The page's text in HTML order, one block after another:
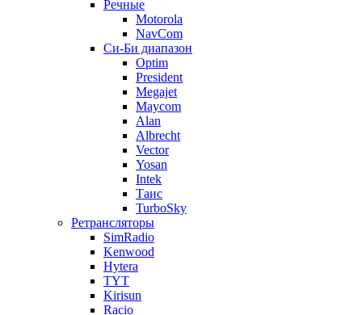
Речные
Motorola
NavCom
Си-Би диапазон
Optim
President
Megajet
Maycom
Alan
Albrecht
Vector
Yosan
Intek
Таис
TurboSky
Ретрансляторы
SimRadio
Kenwood
Hytera
TYT
Kirisun
Racio